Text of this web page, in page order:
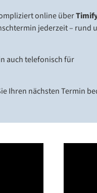
online über
jederzeit – rund
auch telefonisch für
Ihren nächsten Termin